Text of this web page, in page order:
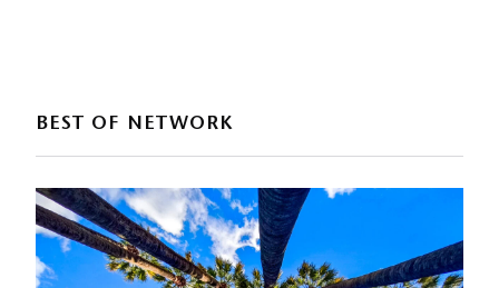
BEST OF NETWORK